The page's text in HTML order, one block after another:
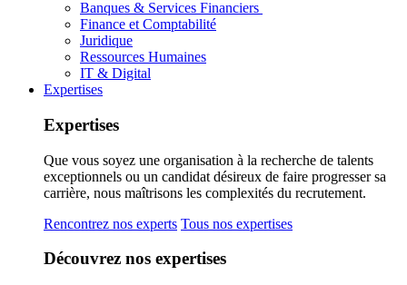
Banques & Services Financiers
Finance et Comptabilité
Juridique
Ressources Humaines
IT & Digital
Expertises
Expertises
Que vous soyez une organisation à la recherche de talents
exceptionnels ou un candidat désireux de faire progresser sa
carrière, nous maîtrisons les complexités du recrutement.
Rencontrez nos experts Tous nos expertises
Découvrez nos expertises